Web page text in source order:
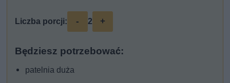
Liczba porcji: - 2 +
Będziesz potrzebować:
patelnia duża